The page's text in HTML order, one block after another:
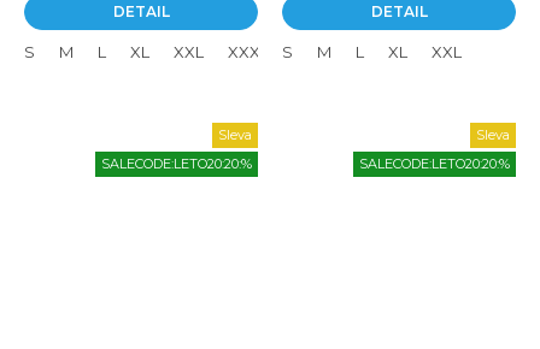
DETAIL
S M L XL XXL XXXL
DETAIL
S M L XL XXL
Sleva
SALECODE:LETO20:20:%
Sleva
SALECODE:LETO20:20:%